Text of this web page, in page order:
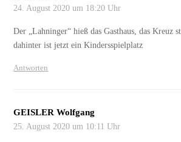
24. August 2020 um 18:20 Uhr
Der „Lahninger“ hieß das Gasthaus, das Kreuz
dahinter ist jetzt ein Kindersspielplatz
Antworten
GEISLER Wolfgang
25. August 2020 um 10:11 Uhr